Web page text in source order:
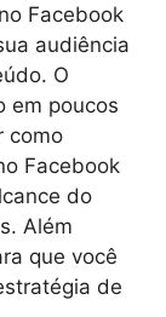
Facebook
audiência
O
em poucos
como
Facebook
do
Além
que você
de